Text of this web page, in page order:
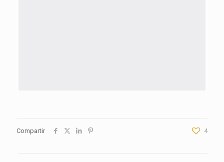
Compartir 4